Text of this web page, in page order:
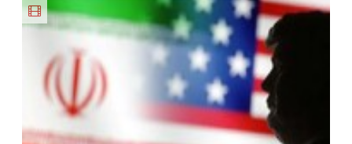
23 روزه
ویزیت
رایگان+پرداخت
اقساطی😍
پرسشنامه و
دریافت راه
حل